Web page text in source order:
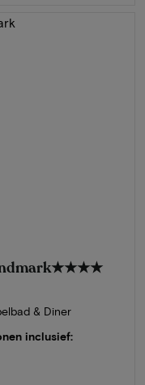
★★★★
& Diner
inclusief: